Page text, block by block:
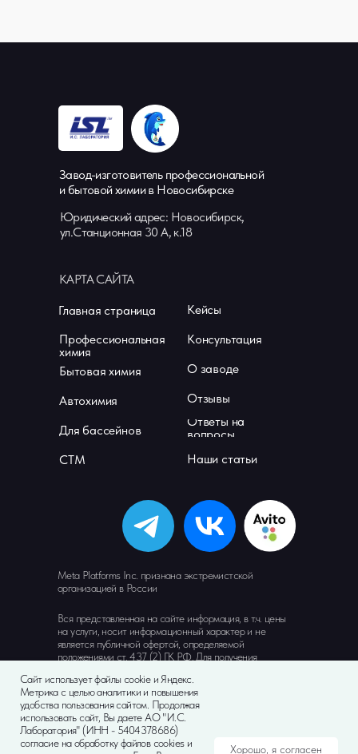
Вся представленная на сайте информация, в т.ч. цены
на услуги, носит информационный характер и не
является публичной офертой, определяемой
положениями ст. 437 (2) ГК РФ. Для получения
сотрудникам компании «АО "И.С. Лаборатория"».
Опубликованная на данном сайте информация может
быть изменена в любое время без предварительного
уведомления.
Meta Platforms Inc. признана экстремистской
организацией в России
Юридический адрес: Новосибирск,
ул.Станционная 30 А, к.18
КАРТА САЙТА
Завод-изготовитель профессиональной
и бытовой химии в Новосибирске
Ответы на
вопросы
Наши статьи
Отзывы
О заводе
Главная страница
Кейсы
Консультация
Бытовая химия
Профессиональная
химия
Автохимия
Для бассейнов
СТМ
Сайт использует файлы cookie и Яндекс.
Метрика с целью аналитики и повышения
удобства пользования сайтом. Продолжая
использовать сайт, Вы даете АО "И.С.
Лаборатория" (ИНН - 5404378686)
согласие на обработку файлов cookies и
Хорошо, я согласен